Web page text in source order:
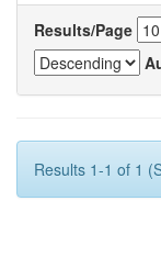
Results/Page
Results 1-1 of 1